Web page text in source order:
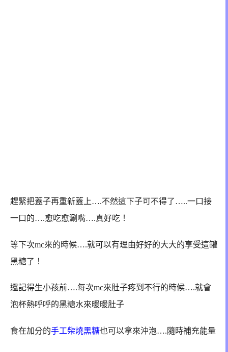
趕緊把蓋子再重新蓋上….不然這下子可不得了…..一口接
一口的….愈吃愈涮嘴….真好吃！
等下次mc來的時候….就可以有理由好好的大大的享受這罐
黑糖了！
還記得生小孩前….每次mc來肚子疼到不行的時候….就會
泡杯熱呼呼的黑糖水來暖暖肚子
食在加分的手工柴燒黑糖也可以拿來沖泡….隨時補充能量